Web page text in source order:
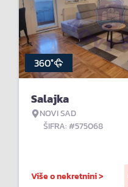
360°
Salajka
NOVI SAD
ŠIFRA: #575068
Više o nekretnini >